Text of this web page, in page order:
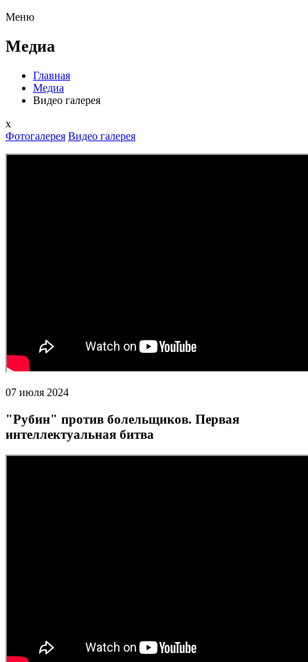
Меню
Медиа
Главная
Медиа
Видео галерея
x
Фотогалерея Видео галерея
07 июля 2024
"Рубин" против болельщиков. Первая
интеллектуальная битва